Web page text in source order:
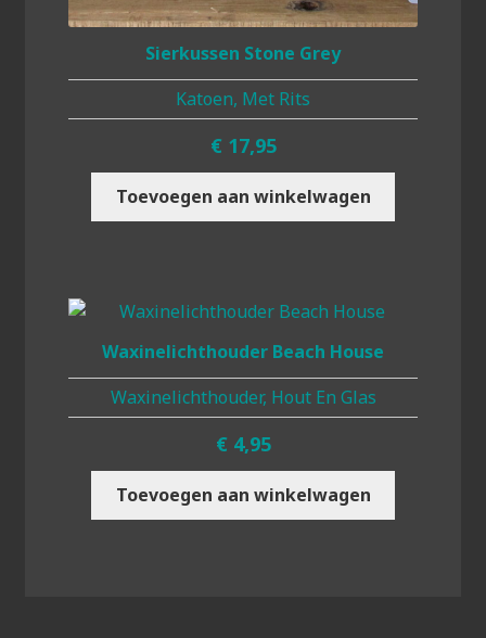
Sierkussen Stone Grey
Katoen, Met Rits
€ 17,95
Toevoegen aan winkelwagen
Waxinelichthouder Beach House
Waxinelichthouder, Hout En Glas
€ 4,95
Toevoegen aan winkelwagen